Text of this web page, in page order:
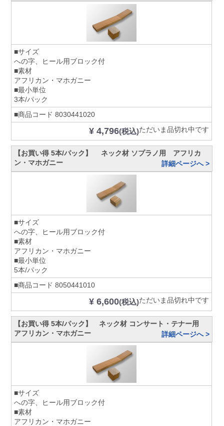
■サイズ
への字、ヒール用ブロック付
■素材
アフリカン・マホガニー
■最小単位
3本/パック
■商品コード 8030441020
¥ 4,796(税込)ただいま品切れ中です
【お買い得 5本/パック】 ネック材 ソプラノ用 アフリカ
ン・マホガニー
詳細ページへ >
■サイズ
への字、ヒール用ブロック付
■素材
アフリカン・マホガニー
■最小単位
5本/パック
■商品コード 8050441010
¥ 6,600(税込)ただいま品切れ中です
【お買い得 5本/パック】 ネック材 コンサート・テナー用
アフリカン・マホガニー
詳細ページへ >
■サイズ
への字、ヒール用ブロック付
■素材
アフリカン・マホガニー